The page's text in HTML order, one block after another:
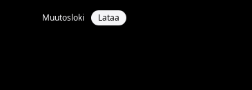
Muutosloki Lataa